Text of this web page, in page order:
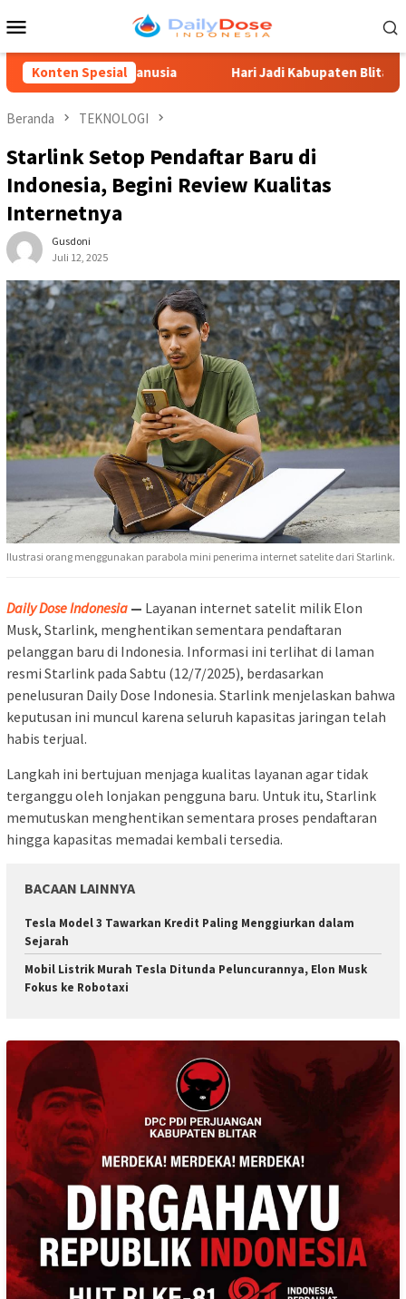
ke
Mobile
Konten Spesial
Manusia Hari Jadi Kabupaten Blitar 702, Ketua
Beranda TEKNOLOGI
Starlink Setop Pendaftar Baru di
Indonesia, Begini Review Kualitas
Internetnya
Gusdoni
Juli 12, 2025
Ilustrasi orang menggunakan parabola mini penerima internet satelite dari Starlink.
Daily Dose Indonesia — Layanan internet satelit milik Elon
Musk, Starlink, menghentikan sementara pendaftaran
pelanggan baru di Indonesia. Informasi ini terlihat di laman
resmi Starlink pada Sabtu (12/7/2025), berdasarkan
penelusuran Daily Dose Indonesia. Starlink menjelaskan bahwa
keputusan ini muncul karena seluruh kapasitas jaringan telah
habis terjual.
Langkah ini bertujuan menjaga kualitas layanan agar tidak
terganggu oleh lonjakan pengguna baru. Untuk itu, Starlink
memutuskan menghentikan sementara proses pendaftaran
hingga kapasitas memadai kembali tersedia.
BACAAN LAINNYA
Tesla Model 3 Tawarkan Kredit Paling Menggiurkan dalam
Sejarah
Mobil Listrik Murah Tesla Ditunda Peluncurannya, Elon Musk
Fokus ke Robotaxi